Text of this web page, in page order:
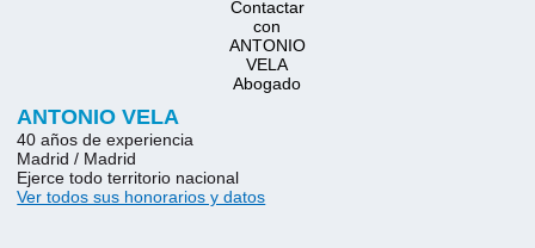
ANTONIO VELA
40 años de experiencia
Madrid / Madrid
Ejerce todo territorio nacional
Ver todos sus honorarios y datos